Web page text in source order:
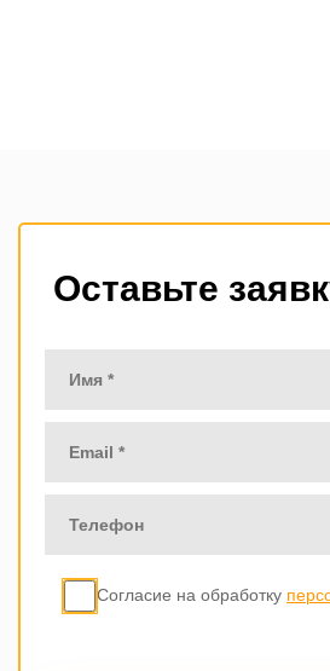
Оставьте
Согласие на обработку